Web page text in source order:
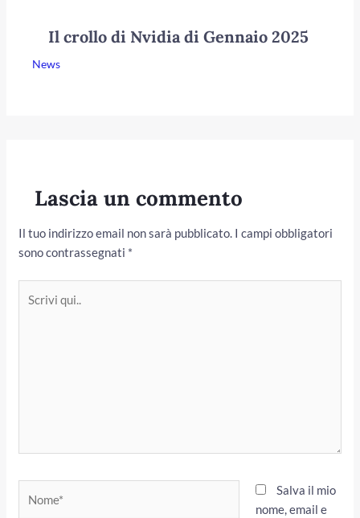
Il crollo di Nvidia di Gennaio 2025
News
Lascia un commento
Il tuo indirizzo email non sarà pubblicato. I campi obbligatori
sono contrassegnati *
qui..
Salva il mio
nome, email e